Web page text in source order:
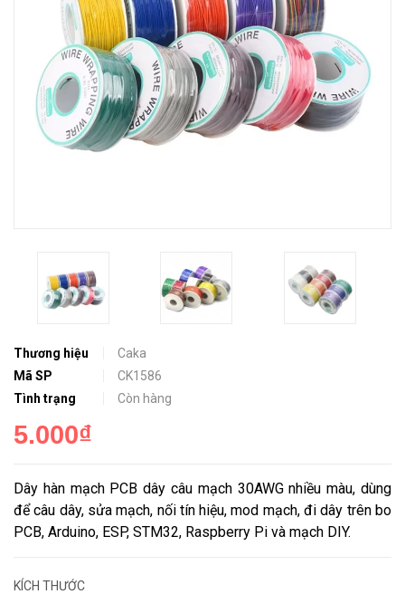
Thương hiệu
Caka
Mã SP
CK1586
Tình trạng
Còn hàng
5.000₫
Dây hàn mạch PCB dây câu mạch 30AWG nhiều màu, dùng
để câu dây, sửa mạch, nối tín hiệu, mod mạch, đi dây trên bo
PCB, Arduino, ESP, STM32, Raspberry Pi và mạch DIY.
KÍCH THƯỚC